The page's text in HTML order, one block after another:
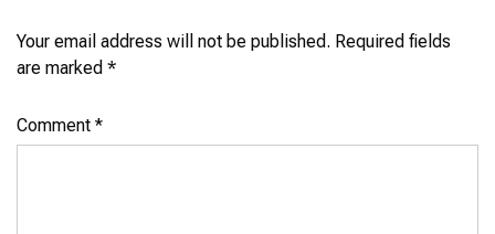
Your email address will not be published. Required fields
are marked *
Comment *